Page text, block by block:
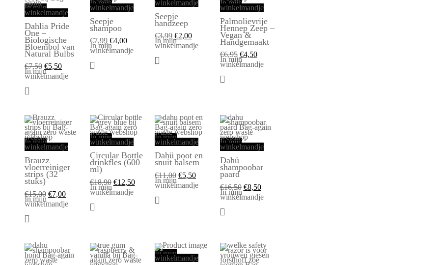
In mijn
winkelmandje
Dahlia Pride
One –
Biologische
Bloembol van
Natural Bulbs
€7,50 €5,50
In mijn
winkelmandje
In mijn
winkelmandje
Seepje
shampoo
€7,99 €4,00
In mijn
winkelmandje
winkelmandje
Seepje
handzeep
€3,99 €2,00
In mijn
winkelmandje
In mijn
winkelmandje
Palmolievrije
Hennep Zeep –
Vegan &
Handgemaakt
€6,95 €4,50
In mijn
winkelmandje
In mijn
winkelmandje
Brauzz
vloerreiniger
strips (32
stuks)
€15,00 €7,00
In mijn
winkelmandje
In mijn
winkelmandje
Circular Bottle
drinkfles (600
ml)
€18,90 €12,50
In mijn
winkelmandje
In mijn
winkelmandje
Dahü poot en
snuit balsem
€11,00 €5,50
In mijn
winkelmandje
In mijn
winkelmandje
Dahü
shampoobar
paard
€16,50 €8,50
In mijn
winkelmandje
In mijn
winkelmandje